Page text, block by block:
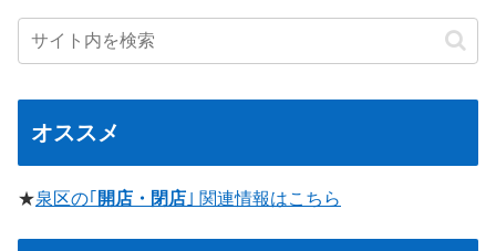
オススメ
★泉区の｢ 開店・閉店 ｣ 関連情報はこちら